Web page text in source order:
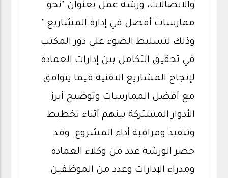
والاتصالات، ورشة عمل بعنوان "نحو
ممارسات أفضل في إدارة المشاريع "
وذلك لتسليط الضوء على دور المكتب
في تحقيق التكامل بين إدارات العمادة
لإنجاح المشاريع التقنية فيما يتوافق
مع أفضل الممارسات وتوضيح أبرز
الأدوار المشتركة بينهم أثناء تخطيط
وتنفيذ ومراقبة أداء المشروع. وقد
حضر الورشة عدد من وكلاء العمادة
ومدراء الإدارات وعدد من الموظفين.